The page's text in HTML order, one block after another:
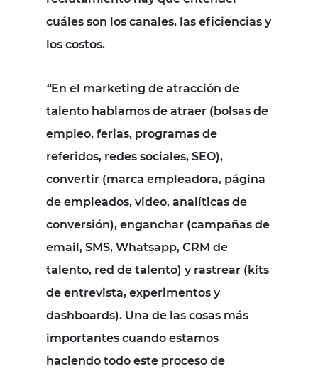
cuáles son los canales, las eficiencias y
los costos.
“En el marketing de atracción de
talento hablamos de atraer (bolsas de
empleo, ferias, programas de
referidos, redes sociales, SEO),
convertir (marca empleadora, página
de empleados, video, analíticas de
conversión), enganchar (campañas de
email, SMS, Whatsapp, CRM de
talento, red de talento) y rastrear (kits
de entrevista, experimentos y
dashboards). Una de las cosas más
importantes cuando estamos
haciendo todo este proceso de